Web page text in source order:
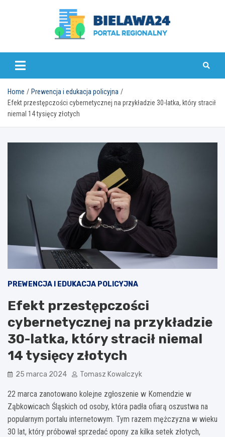
bielawa24.pl
Home
Prewencja i edukacja policyjna
Efekt przestępczości cybernetycznej na przykładzie 30-latka, który stracił
niemal 14 tysięcy złotych
PREWENCJA I EDUKACJA POLICYJNA
Efekt przestępczości
cybernetycznej na przykładzie
30-latka, który stracił niemal
14 tysięcy złotych
25 marca 2024 Tomasz Kowalczyk
22 marca zanotowano kolejne zgłoszenie w Komendzie w
Ząbkowicach Śląskich od osoby, która padła ofiarą oszustwa na
popularnym portalu internetowym. Tym razem mężczyzna w wieku
30 lat, który próbował sprzedać opony za kilka setek złotych,